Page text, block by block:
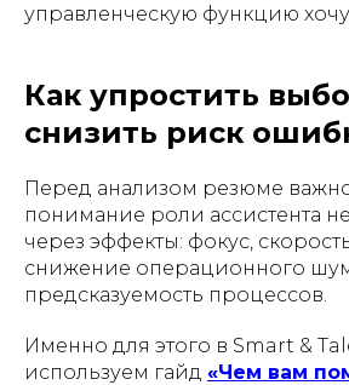
управленческую функцию хочу
Как упростить
снизить риск
Перед анализом резюме
понимание роли ассистента
через эффекты: фокус,
снижение операционного
предсказуемость процессов.
Именно для этого в Smart &
используем гайд «Чем вам